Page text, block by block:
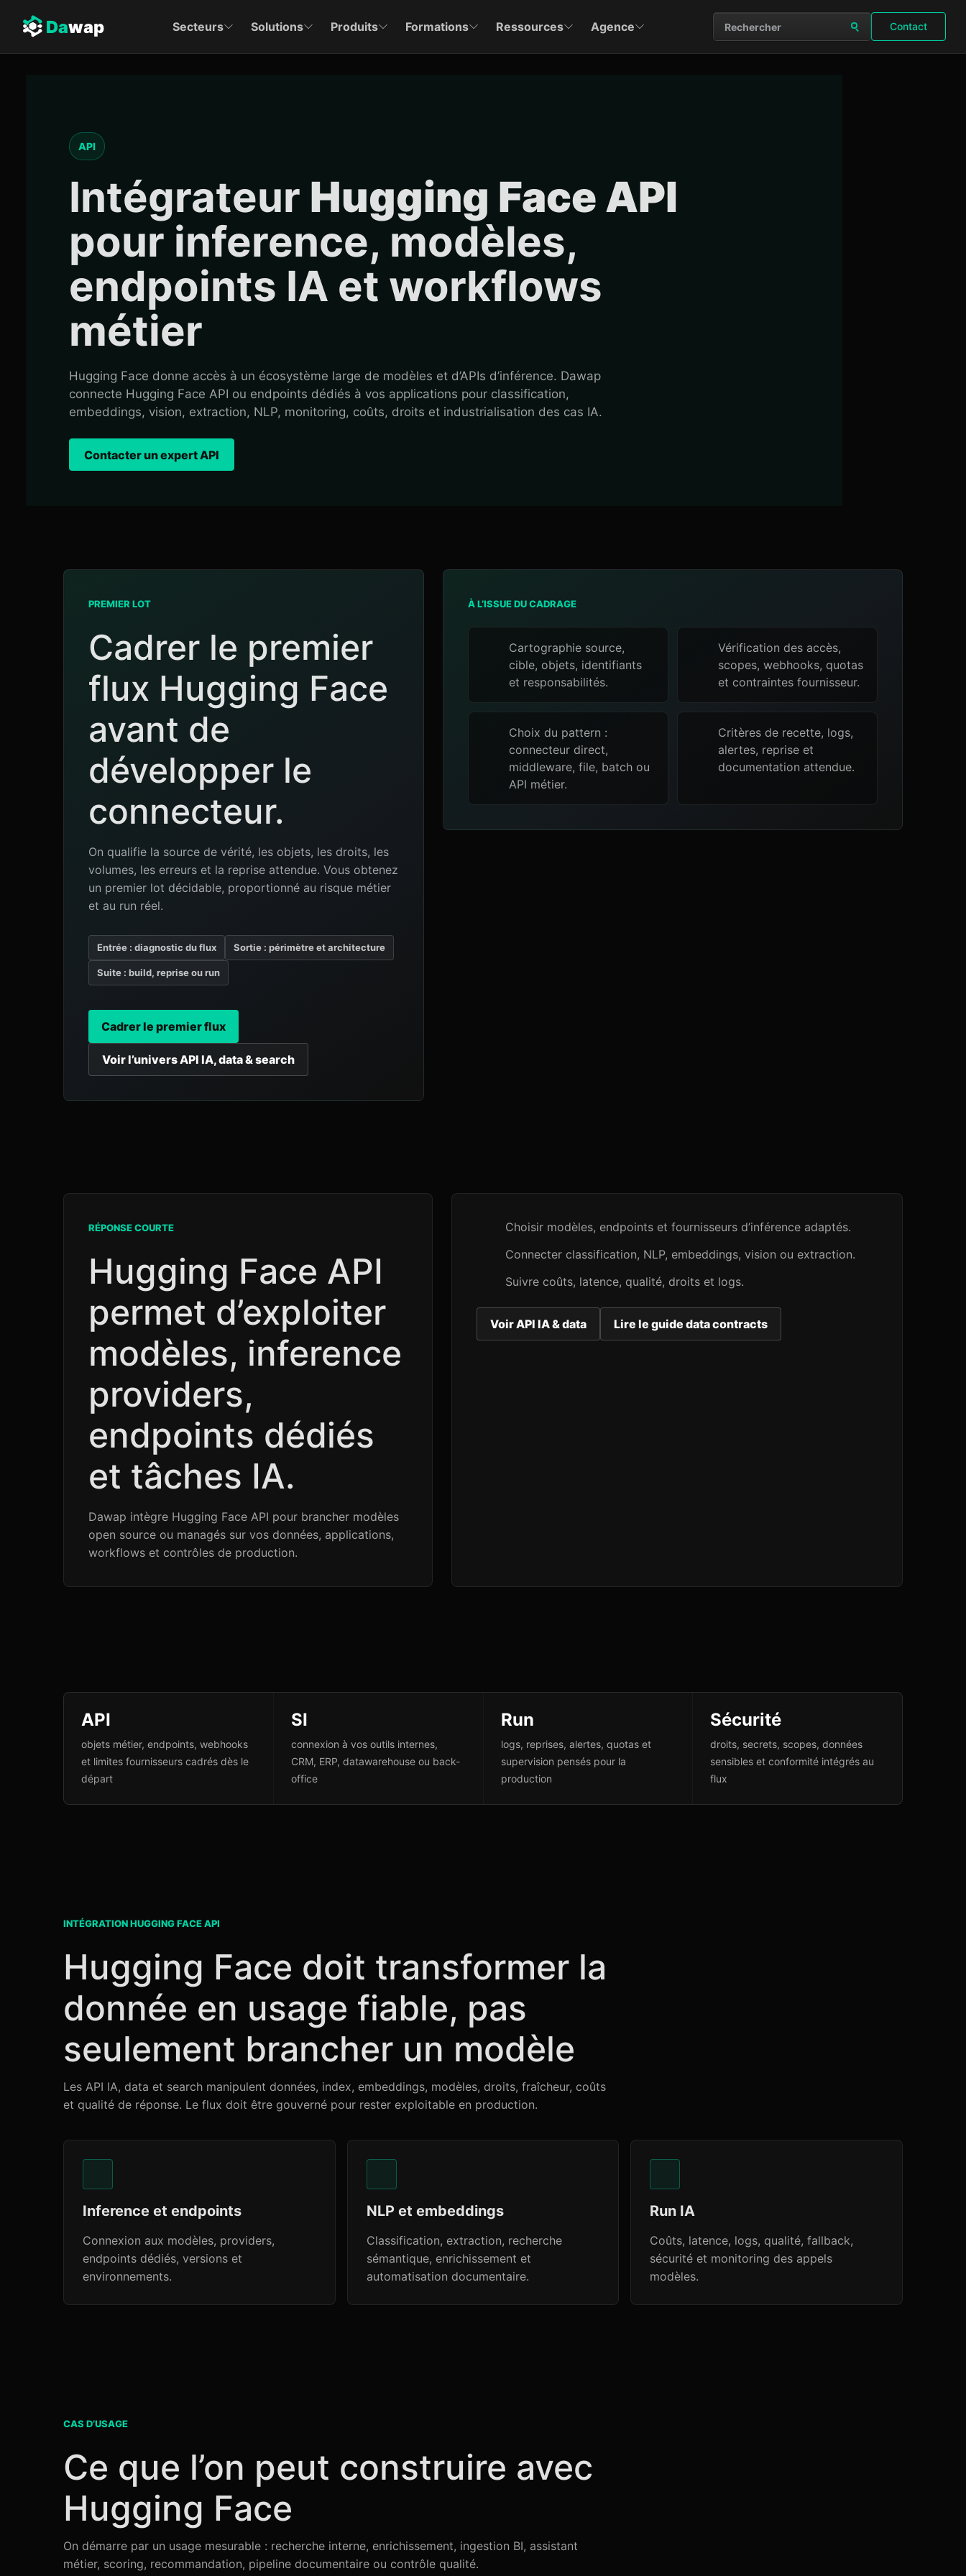
Dawap Secteurs Solutions Produits Formations Ressources Agence
Rechercher sur le site
Contact
API
Intégrateur Hugging Face API
pour inference, modèles,
endpoints IA et workflows
métier
Hugging Face donne accès à un écosystème large de modèles et d’APIs d’inférence. Dawap
connecte Hugging Face API ou endpoints dédiés à vos applications pour classification,
embeddings, vision, extraction, NLP, monitoring, coûts, droits et industrialisation des cas IA.
Contacter un expert API
PREMIER LOT
Cadrer le premier
flux Hugging Face
avant de
développer le
connecteur.
On qualifie la source de vérité, les objets, les droits, les
volumes, les erreurs et la reprise attendue. Vous obtenez
un premier lot décidable, proportionné au risque métier
et au run réel.
Entrée : diagnostic du flux Sortie : périmètre et architecture
Suite : build, reprise ou run
Cadrer le premier flux
Voir l’univers API IA, data & search
À L’ISSUE DU CADRAGE
Cartographie source,
cible, objets, identifiants
et responsabilités.
Vérification des accès,
scopes, webhooks, quotas
et contraintes fournisseur.
Choix du pattern :
connecteur direct,
middleware, file, batch ou
API métier.
Critères de recette, logs,
alertes, reprise et
documentation attendue.
RÉPONSE COURTE
Hugging Face API
permet d’exploiter
modèles, inference
providers,
endpoints dédiés
et tâches IA.
Dawap intègre Hugging Face API pour brancher modèles
open source ou managés sur vos données, applications,
workflows et contrôles de production.
Choisir modèles, endpoints et fournisseurs d’inférence adaptés.
Connecter classification, NLP, embeddings, vision ou extraction.
Suivre coûts, latence, qualité, droits et logs.
Voir API IA & data Lire le guide data contracts
API
objets métier, endpoints, webhooks
et limites fournisseurs cadrés dès le
départ
SI
connexion à vos outils internes,
CRM, ERP, datawarehouse ou back-
office
Run
logs, reprises, alertes, quotas et
supervision pensés pour la
production
Sécurité
droits, secrets, scopes, données
sensibles et conformité intégrés au
flux
INTÉGRATION HUGGING FACE API
Hugging Face doit transformer la
donnée en usage fiable, pas
seulement brancher un modèle
Les API IA, data et search manipulent données, index, embeddings, modèles, droits, fraîcheur, coûts
et qualité de réponse. Le flux doit être gouverné pour rester exploitable en production.
Inference et endpoints
Connexion aux modèles, providers,
endpoints dédiés, versions et
environnements.
NLP et embeddings
Classification, extraction, recherche
sémantique, enrichissement et
automatisation documentaire.
Run IA
Coûts, latence, logs, qualité, fallback,
sécurité et monitoring des appels
modèles.
CAS D’USAGE
Ce que l’on peut construire avec
Hugging Face
On démarre par un usage mesurable : recherche interne, enrichissement, ingestion BI, assistant
métier, scoring, recommandation, pipeline documentaire ou contrôle qualité.